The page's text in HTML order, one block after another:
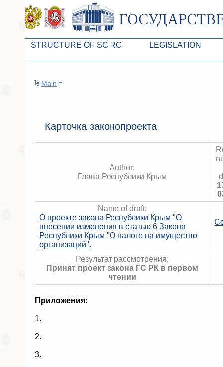
STRUCTURE OF SC RC
Presidium of SC ARC
Советники Председателя ГС РК
Поиск депутата по округу
LEGISLATION
Схема
Статистика
Main
Карточка законопроекта
Author:
Глава Республики Крым
Name of draft:
О проекте закона Республики Крым "О
внесении изменения в статью 6 Закона
Республики Крым "О налоге на имущество
организаций".
Результат рассмотрения:
Принят проект закона ГС РК в первом
чтении
Приложения:
1.
2.
3.